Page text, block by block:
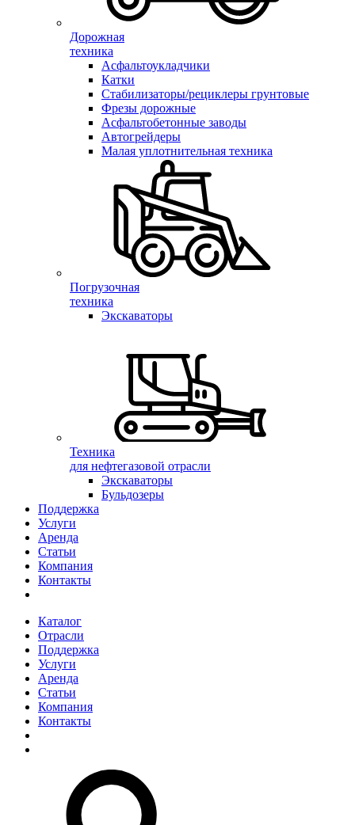
Дорожная
техника
Асфальтоукладчики
Катки
Стабилизаторы/рециклеры грунтовые
Фрезы дорожные
Асфальтобетонные заводы
Автогрейдеры
Малая уплотнительная техника
Погрузочная
техника
Экскаваторы
Техника
для нефтегазовой отрасли
Экскаваторы
Бульдозеры
Поддержка
Услуги
Аренда
Статьи
Компания
Контакты
Каталог
Отрасли
Поддержка
Услуги
Аренда
Статьи
Компания
Контакты